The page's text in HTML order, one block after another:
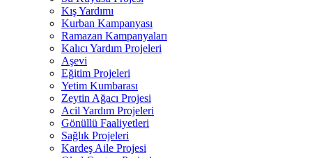
Kış Yardımı
Kurban Kampanyası
Ramazan Kampanyaları
Kalıcı Yardım Projeleri
Aşevi
Eğitim Projeleri
Yetim Kumbarası
Zeytin Ağacı Projesi
Acil Yardım Projeleri
Gönüllü Faaliyetleri
Sağlık Projeleri
Kardeş Aile Projesi